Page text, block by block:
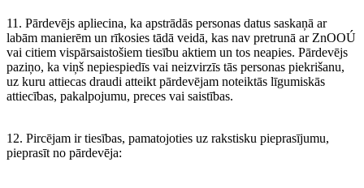
11. Pārdevējs apliecina, ka apstrādās personas datus saskaņā ar
labām manierēm un rīkosies tādā veidā, kas nav pretrunā ar ZnOOÚ
vai citiem vispārsaistošiem tiesību aktiem un tos neapies. Pārdevējs
paziņo, ka viņš nepiespiedīs vai neizvirzīs tās personas piekrišanu,
uz kuru attiecas draudi atteikt pārdevējam noteiktās līgumiskās
attiecības, pakalpojumu, preces vai saistības.
12. Pircējam ir tiesības, pamatojoties uz rakstisku pieprasījumu,
pieprasīt no pārdevēja: